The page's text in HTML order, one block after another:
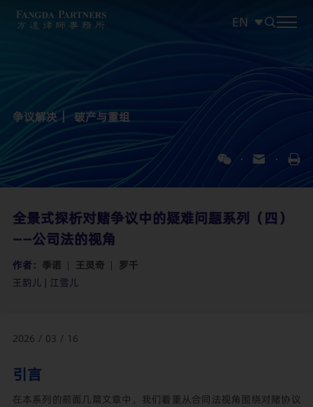
EN
日本語
争议解决 破产与重组
全景式探析对赌争议中的疑难问题系列（四）
——公司法的视角
作者： 季诺 王灵奇
罗千
王韵儿 | 江雪儿
2026 / 03 / 16
引言
在本系列的前面几篇文章中，我们着重从合同法视角围绕对赌协议